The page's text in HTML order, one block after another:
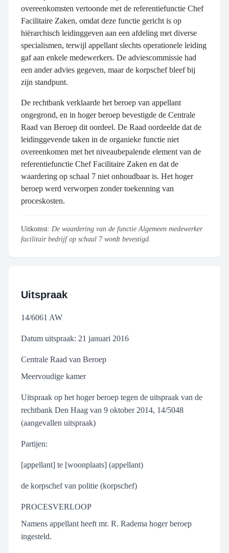
overeenkomsten vertoonde met de referentiefunctie Chef
Facilitaire Zaken, omdat deze functie gericht is op
hiërarchisch leidinggeven aan een afdeling met diverse
specialismen, terwijl appellant slechts operationele leiding
gaf aan enkele medewerkers. De adviescommissie had
een ander advies gegeven, maar de korpschef bleef bij
zijn standpunt.
De rechtbank verklaarde het beroep van appellant
ongegrond, en in hoger beroep bevestigde de Centrale
Raad van Beroep dit oordeel. De Raad oordeelde dat de
leidinggevende taken in de organieke functie niet
overeenkomen met het niveaubepalende element van de
referentiefunctie Chef Facilitaire Zaken en dat de
waardering op schaal 7 niet onhoudbaar is. Het hoger
beroep werd verworpen zonder toekenning van
proceskosten.
Uitkomst: De waardering van de functie Algemeen medewerker
facilitair bedrijf op schaal 7 wordt bevestigd.
Uitspraak
14/6061 AW
Datum uitspraak: 21 januari 2016
Centrale Raad van Beroep
Meervoudige kamer
Uitspraak op het hoger beroep tegen de uitspraak van de
rechtbank Den Haag van 9 oktober 2014, 14/5048
(aangevallen uitspraak)
Partijen:
[appellant] te [woonplaats] (appellant)
de korpschef van politie (korpschef)
PROCESVERLOOP
Namens appellant heeft mr. R. Radema hoger beroep
ingesteld.